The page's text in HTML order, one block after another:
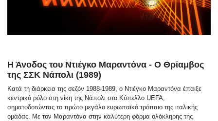
Η Άνοδος του Ντιέγκο Μαραντόνα - Ο Θρίαμβος
της ΣΣΚ Νάπολι (1989)
Κατά τη διάρκεια της σεζόν 1988-1989, ο Ντιέγκο Μαραντόνα έπαιξε
κεντρικό ρόλο στη νίκη της Νάπολι στο Κύπελλο UEFA,
σηματοδοτώντας το πρώτο μεγάλο ευρωπαϊκό τρόπαιο της ιταλικής
ομάδας. Με τον Μαραντόνα στην καλύτερη φόρμα ολόκληρης της